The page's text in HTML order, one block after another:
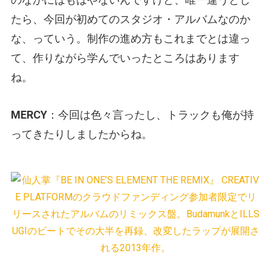
たら、今回が初めてのスタジオ・アルバムなのか
な、っていう。制作の進め方もこれまでとは違っ
て、作りながら学んでいったところはあります
ね。
MERCY ：今回は色々言ったし、トラックも俺が持
ってきたりしましたからね。